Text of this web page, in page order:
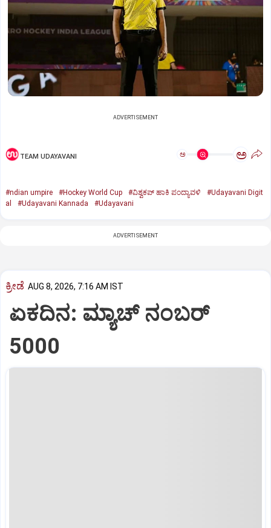
ADVERTISEMENT
TEAM UDAYAVANI ಅ ಅ
#ndian umpire #Hockey World Cup #ವಿಶ್ವಕಪ್‌ ಹಾಕಿ ಪಂದ್ಯಾವಳಿ
#Udayavani Digit
al
#Udayavani Kannada #Udayavani
ADVERTISEMENT
ಕ್ರೀಡೆ AUG 8, 2026, 7:16 AM IST
ಏಕದಿನ: ಮ್ಯಾಚ್‌ ನಂಬರ್‌
5000